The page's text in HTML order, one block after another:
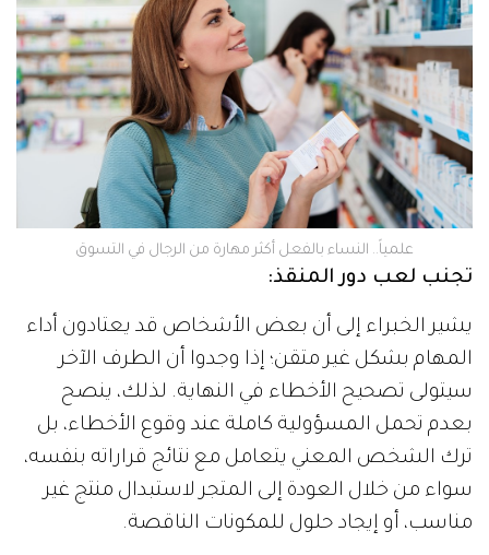
علمياً.. النساء بالفعل أكثر مهارة من الرجال في التسوق
تجنب لعب دور المنقذ:
يشير الخبراء إلى أن بعض الأشخاص قد يعتادون أداء
المهام بشكل غير متقن؛ إذا وجدوا أن الطرف الآخر
سيتولى تصحيح الأخطاء في النهاية. لذلك، ينصح
بعدم تحمل المسؤولية كاملة عند وقوع الأخطاء، بل
ترك الشخص المعني يتعامل مع نتائج قراراته بنفسه،
سواء من خلال العودة إلى المتجر لاستبدال منتج غير
مناسب، أو إيجاد حلول للمكونات الناقصة.